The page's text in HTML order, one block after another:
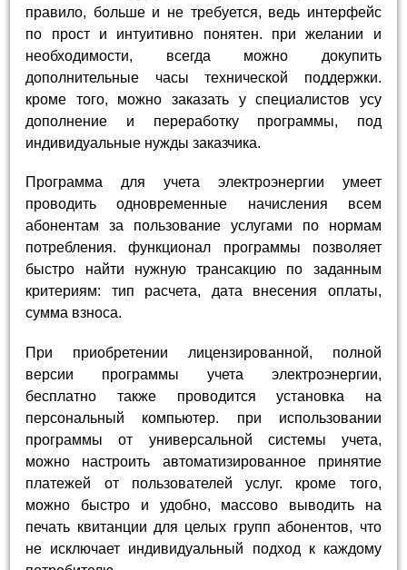
правило, больше и не требуется, ведь интерфейс
по прост и интуитивно понятен. при желании и
необходимости, всегда можно докупить
дополнительные часы технической поддержки.
кроме того, можно заказать у специалистов усу
дополнение и переработку программы, под
индивидуальные нужды заказчика.
Программа для учета электроэнергии умеет
проводить одновременные начисления всем
абонентам за пользование услугами по нормам
потребления. функционал программы позволяет
быстро найти нужную трансакцию по заданным
критериям: тип расчета, дата внесения оплаты,
сумма взноса.
При приобретении лицензированной, полной
версии программы учета электроэнергии,
бесплатно также проводится установка на
персональный компьютер. при использовании
программы от универсальной системы учета,
можно настроить автоматизированное принятие
платежей от пользователей услуг. кроме того,
можно быстро и удобно, массово выводить на
печать квитанции для целых групп абонентов, что
не исключает индивидуальный подход к каждому